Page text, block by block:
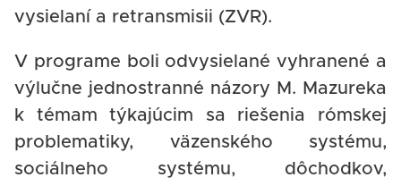
vysielaní a retransmisii (ZVR).
V programe boli odvysielané vyhranené a
výlučne jednostranné názory M. Mazureka
k témam týkajúcim sa riešenia rómskej
problematiky, väzenského systému,
sociálneho systému, dôchodkov,